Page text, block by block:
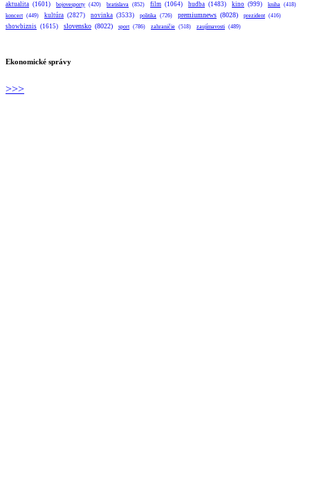
aktualita (1601) bojovesporty (420) bratislava (852) film (1064) hudba (1483) kino (999) kniha (418)
koncert (449) kultúra (2827) novinka (3533) politika (726) premiumnews (8028) prezident (416)
showbiznis (1615) slovensko (8022) sport (786) zahraničie (518) zaujímavosti (489)
Ekonomické správy
>>>